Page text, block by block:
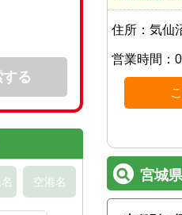
住所： 気仙
営業時間：
宮城
る
空港名